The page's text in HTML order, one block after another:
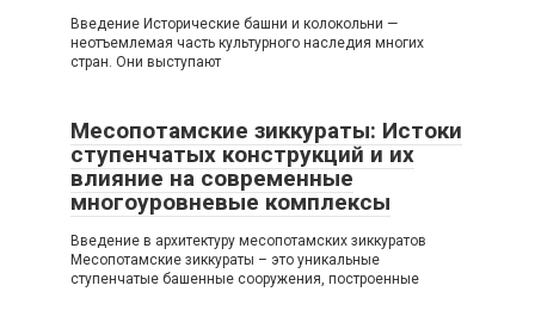
Введение Исторические башни и колокольни —
неотъемлемая часть культурного наследия многих
стран. Они выступают
Месопотамские зиккураты: Истоки
ступенчатых конструкций и их
влияние на современные
многоуровневые комплексы
Введение в архитектуру месопотамских зиккуратов
Месопотамские зиккураты – это уникальные
ступенчатые башенные сооружения, построенные